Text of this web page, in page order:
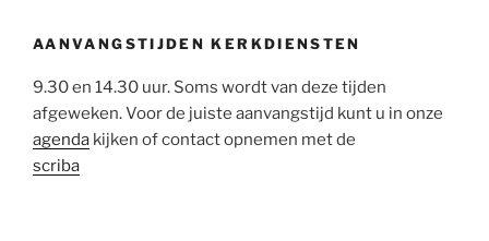
AANVANGSTIJDEN KERKDIENSTEN
9.30 en 14.30 uur. Soms wordt van deze tijden
afgeweken. Voor de juiste aanvangstijd kunt u in onze
agenda kijken of contact opnemen met de
scriba